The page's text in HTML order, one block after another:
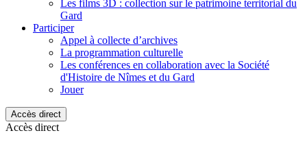
Les films 3D : collection sur le patrimoine territorial du
Gard
Participer
Appel à collecte d’archives
La programmation culturelle
Les conférences en collaboration avec la Société
d'Histoire de Nîmes et du Gard
Jouer
Accès direct
Accès direct